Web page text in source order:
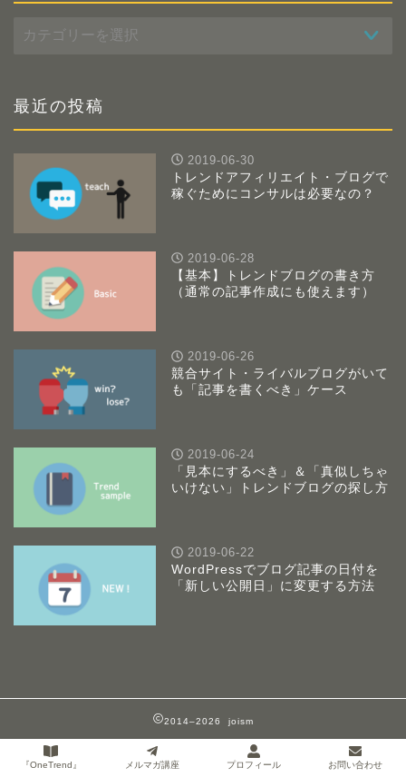
テ
ー
最近の投稿
2019-06-30
トレンドアフィリエイト・ブログで
稼ぐためにコンサルは必要なの？
2019-06-28
【基本】トレンドブログの書き方
（通常の記事作成にも使えます）
2019-06-26
競合サイト・ライバルブログがいて
も「記事を書くべき」ケース
2019-06-24
「見本にするべき」＆「真似しちゃ
いけない」トレンドブログの探し方
2019-06-22
WordPressでブログ記事の日付を
「新しい公開日」に変更する方法
2014–2026 joism
『OneTrend』 メルマガ講座 プロフィール お問い合わせ